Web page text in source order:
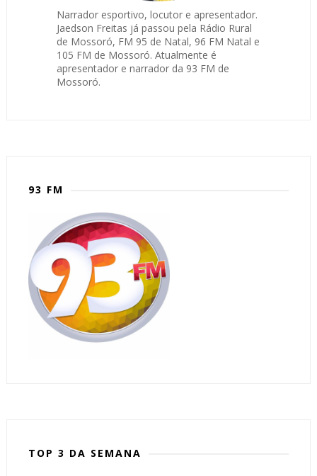
Narrador esportivo, locutor e apresentador.
Jaedson Freitas já passou pela Rádio Rural
de Mossoró, FM 95 de Natal, 96 FM Natal e
105 FM de Mossoró. Atualmente é
apresentador e narrador da 93 FM de
Mossoró.
93 FM
TOP 3 DA SEMANA